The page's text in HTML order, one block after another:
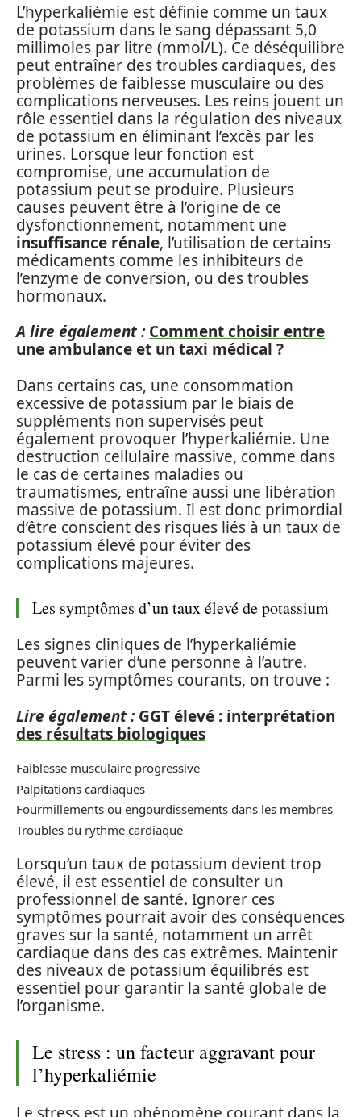
L’hyperkaliémie est définie comme un taux
de potassium dans le sang dépassant 5,0
millimoles par litre (mmol/L). Ce déséquilibre
peut entraîner des troubles cardiaques, des
problèmes de faiblesse musculaire ou des
complications nerveuses. Les reins jouent un
rôle essentiel dans la régulation des niveaux
de potassium en éliminant l’excès par les
urines. Lorsque leur fonction est
compromise, une accumulation de
potassium peut se produire. Plusieurs
causes peuvent être à l’origine de ce
dysfonctionnement, notamment une
insuffisance rénale, l’utilisation de certains
médicaments comme les inhibiteurs de
l’enzyme de conversion, ou des troubles
hormonaux.
A lire également : Comment choisir entre
une ambulance et un taxi médical ?
Dans certains cas, une consommation
excessive de potassium par le biais de
suppléments non supervisés peut
également provoquer l’hyperkaliémie. Une
destruction cellulaire massive, comme dans
le cas de certaines maladies ou
traumatismes, entraîne aussi une libération
massive de potassium. Il est donc primordial
d’être conscient des risques liés à un taux de
potassium élevé pour éviter des
complications majeures.
Les symptômes d’un taux élevé de potassium
Les signes cliniques de l’hyperkaliémie
peuvent varier d’une personne à l’autre.
Parmi les symptômes courants, on trouve :
Lire également : GGT élevé : interprétation
des résultats biologiques
Faiblesse musculaire progressive
Palpitations cardiaques
Fourmillements ou engourdissements dans les membres
Troubles du rythme cardiaque
Lorsqu’un taux de potassium devient trop
élevé, il est essentiel de consulter un
professionnel de santé. Ignorer ces
symptômes pourrait avoir des conséquences
graves sur la santé, notamment un arrêt
cardiaque dans des cas extrêmes. Maintenir
des niveaux de potassium équilibrés est
essentiel pour garantir la santé globale de
l’organisme.
Le stress : un facteur aggravant pour
l’hyperkaliémie
Le stress est un phénomène courant dans la